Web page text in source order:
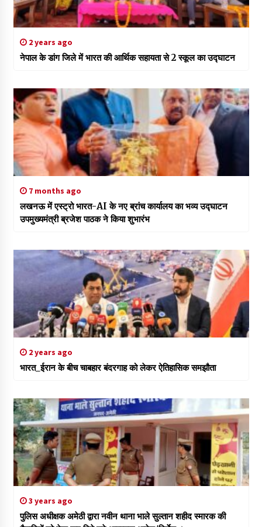
2 years ago
नेपाल के डांग जिले में भारत की आर्थिक सहायता से 2 स्कूल का उद्घाटन
7 months ago
लखनऊ में एस्ट्रो भारत-AI के नए ब्रांच कार्यालय का भव्य उद्घाटन
उपमुख्यमंत्री ब्रजेश पाठक ने किया शुभारंभ
2 years ago
भारत_ईरान के बीच चाबहार बंदरगाह को लेकर ऐतिहासिक समझौता
3 years ago
पुलिस अधीक्षक अमेठी द्वारा नवीन थाना भाले सुल्तान शहीद स्मारक की